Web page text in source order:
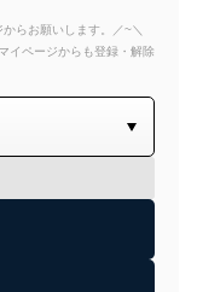
らお願いします。／~＼
イページからも登録・解除